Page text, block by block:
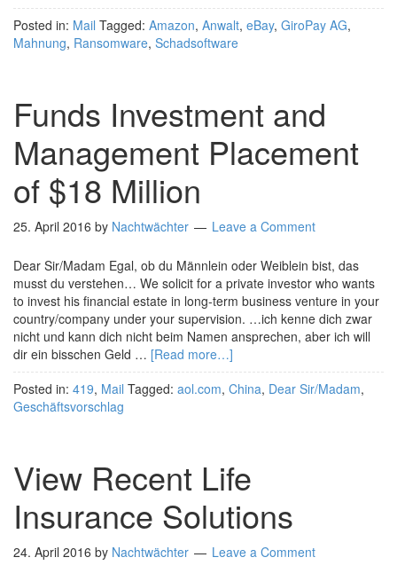
Posted in: Mail Tagged: Amazon, Anwalt, eBay, GiroPay AG,
Mahnung, Ransomware, Schadsoftware
Funds Investment and
Management Placement
of $18 Million
25. April 2016 by Nachtwächter Leave a Comment
Dear Sir/Madam Egal, ob du Männlein oder Weiblein bist, das
musst du verstehen… We solicit for a private investor who wants
to invest his financial estate in long-term business venture in your
country/company under your supervision. …ich kenne dich zwar
nicht und kann dich nicht beim Namen ansprechen, aber ich will
dir ein bisschen Geld … [Read more…]
Posted in: 419, Mail Tagged: aol.com, China, Dear Sir/Madam,
Geschäftsvorschlag
View Recent Life
Insurance Solutions
24. April 2016 by Nachtwächter Leave a Comment